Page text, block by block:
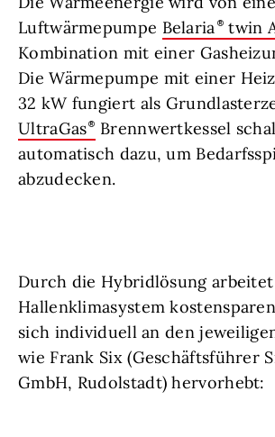
Luftwärmepumpe Belaria twin
Kombination mit einer
Die Wärmepumpe mit einer
32 kW fungiert als
UltraGas
Brennwertkessel
automatisch dazu, um
abzudecken.
Durch die Hybridlösung arbeitet
Hallenklimasystem
sich individuell an den
wie Frank Six (Geschäftsführer
GmbH, Rudolstadt) hervorhebt: